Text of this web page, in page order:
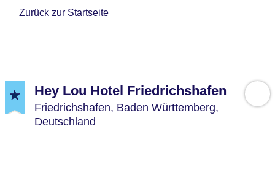
Zurück zur Startseite
Hey Lou Hotel Friedrichshafen
Friedrichshafen, Baden Württemberg,
Deutschland